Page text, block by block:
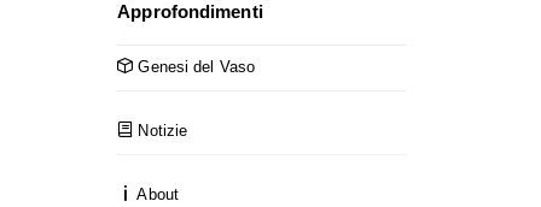
Approfondimenti
Genesi del Vaso
Notizie
About